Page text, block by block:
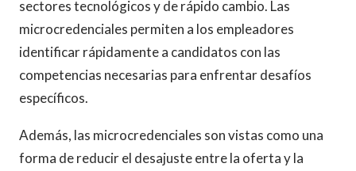
sectores tecnológicos y de rápido cambio. Las
microcredenciales permiten a los empleadores
identificar rápidamente a candidatos con las
competencias necesarias para enfrentar desafíos
específicos.
Además, las microcredenciales son vistas como una
forma de reducir el desajuste entre la oferta y la